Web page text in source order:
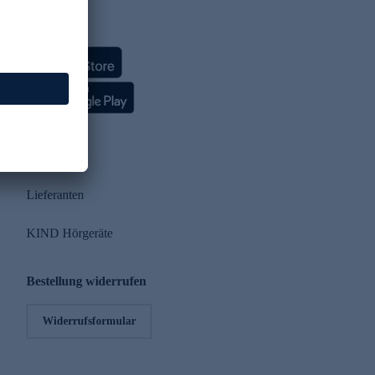
Lieferanten
KIND Hörgeräte
Bestellung widerrufen
Widerrufsformular